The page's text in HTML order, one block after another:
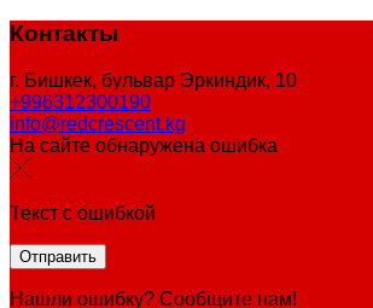
Контакты
г. Бишкек, бульвар Эркиндик, 10
+996312300190
info@redcrescent.kg
На сайте обнаружена ошибка
Текст с ошибкой
Нашли ошибку? Сообщите нам!